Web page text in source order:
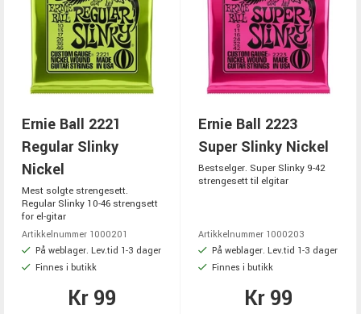
Ernie Ball 2221
Regular Slinky
Nickel
Mest solgte strengesett.
Regular Slinky 10-46 strengsett
for el-gitar
Artikkelnummer 1000201
På weblager. Lev.tid 1-3 dager
Finnes i butikk
Kr 99
Ernie Ball 2223
Super Slinky Nickel
Bestselger. Super Slinky 9-42
strengesett til elgitar
Artikkelnummer 1000203
På weblager. Lev.tid 1-3 dager
Finnes i butikk
Kr 99